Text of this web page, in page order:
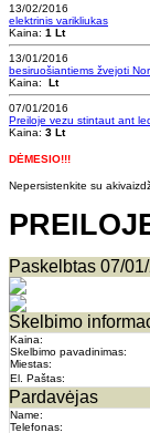
13/02/2016
elektrinis varikliukas
Kaina: 1 Lt
13/01/2016
besiruošiantiems žvejoti
Kaina:
Lt
07/01/2016
Preiloje vezu stintaut ant
Kaina: 3 Lt
DĖMESIO!!!
Nepersistenkite su
Paskelbtas 07/
Skelbimo
Kaina:
Skelbimo pavadinimas:
Miestas:
El. Paštas:
Pardavėjas
Name:
Telefonas: